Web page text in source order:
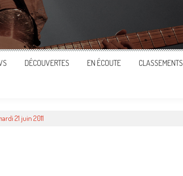
DÉCOUVERTES EN ÉCOUTE CLASSEMENTS
21 juin 2011